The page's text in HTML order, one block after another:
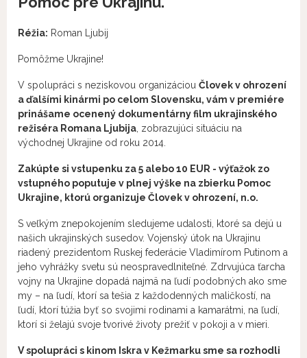
Réžia: Roman Ljubij
Pomôžme Ukrajine!
V spolupráci s neziskovou organizáciou Človek v ohrození
a ďalšími kinármi po celom Slovensku, vám v premiére
prinášame ocenený dokumentárny film ukrajinského
režiséra Romana Ljubija , zobrazujúci situáciu na
východnej Ukrajine od roku 2014.
Zakúpte si vstupenku za 5 alebo 10 EUR - výťažok zo
vstupného poputuje v plnej výške na zbierku Pomoc
Ukrajine, ktorú organizuje Človek v ohrození, n.o.
S veľkým znepokojením sledujeme udalosti, ktoré sa dejú u
našich ukrajinských susedov. Vojenský útok na Ukrajinu
riadený prezidentom Ruskej federácie Vladimírom Putinom a
jeho vyhrážky svetu sú neospravedlniteľné. Zdrvujúca ťarcha
vojny na Ukrajine dopadá najmä na ľudí podobných ako sme
my – na ľudí, ktorí sa tešia z každodenných maličkostí, na
ľudí, ktorí túžia byť so svojimi rodinami a kamarátmi, na ľudí,
ktorí si želajú svoje tvorivé životy prežiť v pokoji a v mieri.
V spolupráci s kinom Iskra v Kežmarku sme sa rozhodli